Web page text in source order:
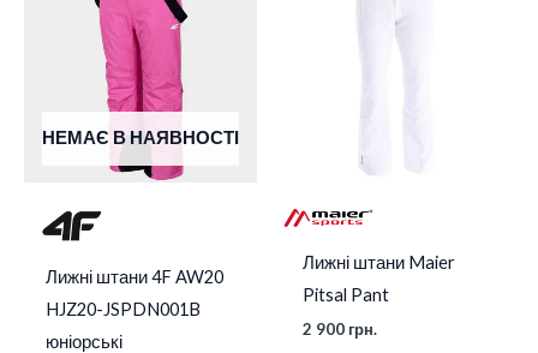
НЕМАЄ В НАЯВНОСТІ
Лижні штани 4F AW20
HJZ20-JSPDN001B
юніорські
Лижні штани Maier
Pitsal Pant
2 900 грн.